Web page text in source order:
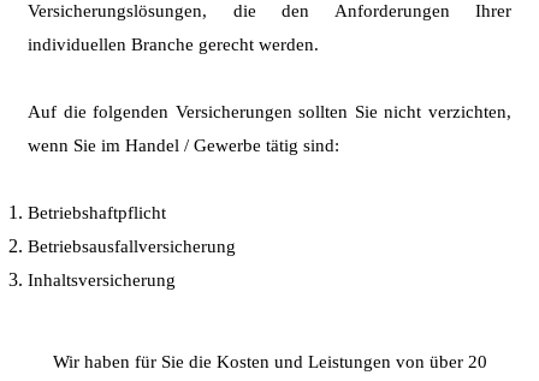
Versicherungs­lösungen, die den Anforderungen Ihrer
individuellen Branche gerecht werden.
Auf die folgenden Versicherungen sollten Sie nicht verzichten,
wenn Sie im Handel / Gewerbe tätig sind:
Betriebshaftpflicht
Betriebsausfallversicherung
Inhaltsversicherung
Wir haben für Sie die Kosten und Leistungen von über 20